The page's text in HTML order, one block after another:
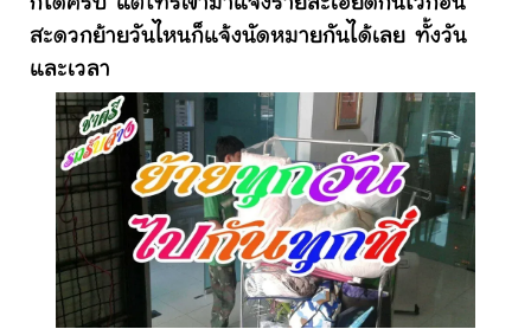
สะดวกย้ายวันไหนก็แจ้งนัดหมายกันได้เลย ทั้งวัน
และเวลา